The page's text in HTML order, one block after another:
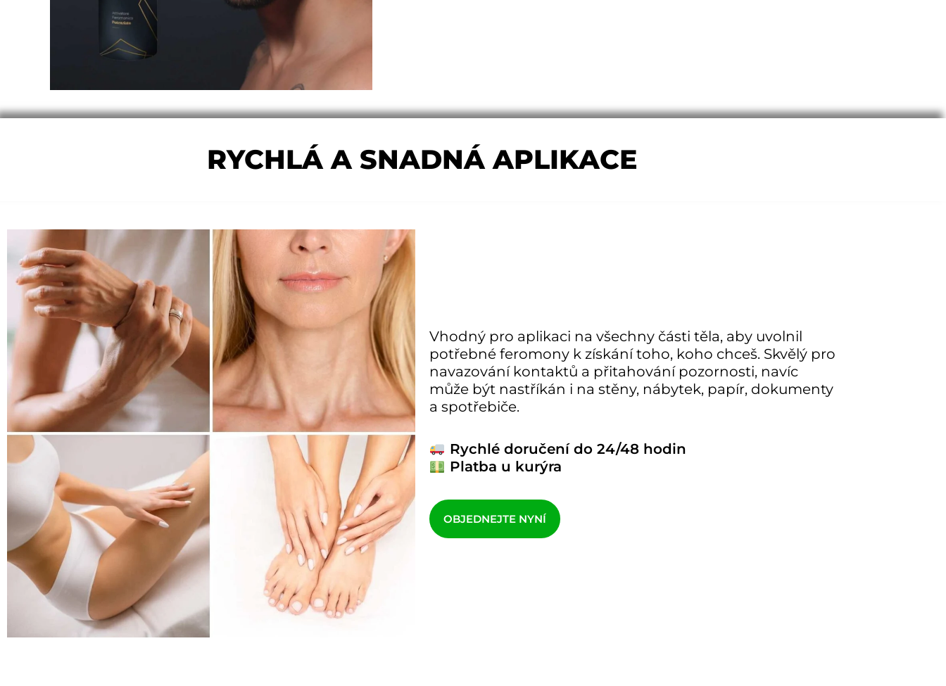
RYCHLÁ A SNADNÁ APLIKACE
Vhodný pro aplikaci na všechny části těla, aby uvolnil
potřebné feromony k získání toho, koho chceš. Skvělý pro
navazování kontaktů a přitahování pozornosti, navíc
může být nastříkán i na stěny, nábytek, papír, dokumenty
a spotřebiče.
Rychlé doručení do 24/48 hodin
Platba u kurýra
OBJEDNEJTE NYNÍ